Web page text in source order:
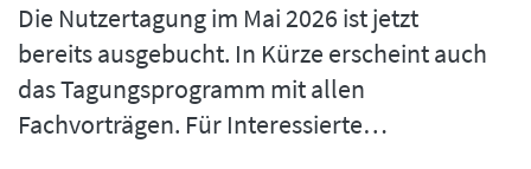
Die Nutzertagung im Mai 2026 ist jetzt
bereits ausgebucht. In Kürze erscheint auch
das Tagungsprogramm mit allen
Fachvorträgen. Für Interessierte…